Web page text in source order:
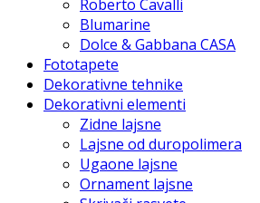
Roberto Cavalli
Blumarine
Dolce & Gabbana CASA
Fototapete
Dekorativne tehnike
Dekorativni elementi
Zidne lajsne
Lajsne od duropolimera
Ugaone lajsne
Ornament lajsne